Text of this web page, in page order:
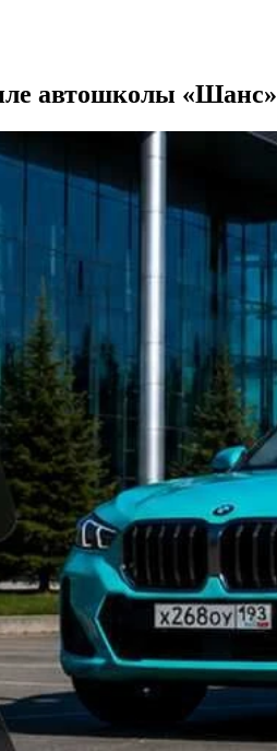
автошколы «Шанс»